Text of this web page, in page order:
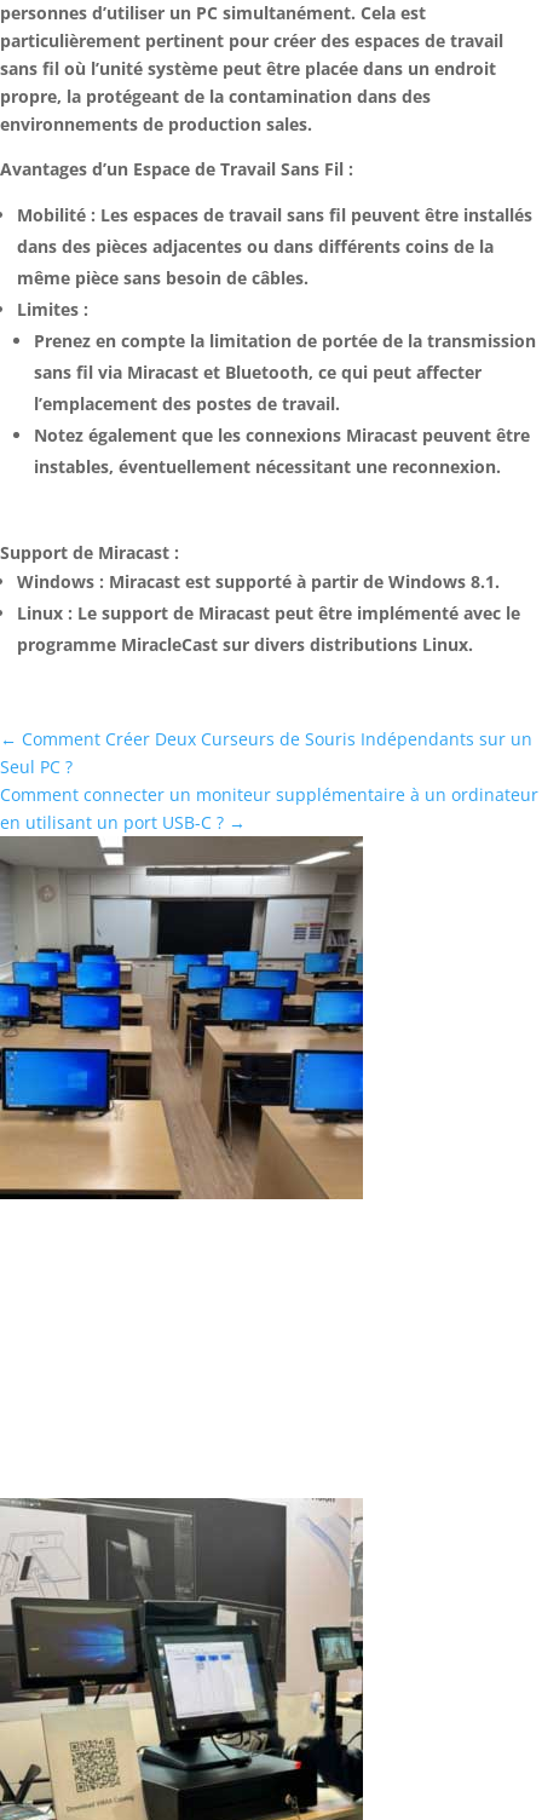
personnes d’utiliser un PC simultanément. Cela est
particulièrement pertinent pour créer des espaces de travail
sans fil où l’unité système peut être placée dans un endroit
propre, la protégeant de la contamination dans des
environnements de production sales.
Avantages d’un Espace de Travail Sans Fil :
Mobilité : Les espaces de travail sans fil peuvent être installés
dans des pièces adjacentes ou dans différents coins de la
même pièce sans besoin de câbles.
Limites :
Prenez en compte la limitation de portée de la transmission
sans fil via Miracast et Bluetooth, ce qui peut affecter
l’emplacement des postes de travail.
Notez également que les connexions Miracast peuvent être
instables, éventuellement nécessitant une reconnexion.
Support de Miracast :
Windows : Miracast est supporté à partir de Windows 8.1.
Linux : Le support de Miracast peut être implémenté avec le
programme MiracleCast sur divers distributions Linux.
← Comment Créer Deux Curseurs de Souris Indépendants sur un
Seul PC ?
Comment connecter un moniteur supplémentaire à un ordinateur
en utilisant un port USB-C ? →